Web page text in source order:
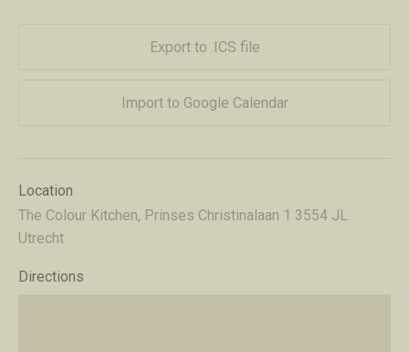
Export to .ICS file
Import to Google Calendar
Location
The Colour Kitchen, Prinses Christinalaan 1 3554 JL
Utrecht
Directions